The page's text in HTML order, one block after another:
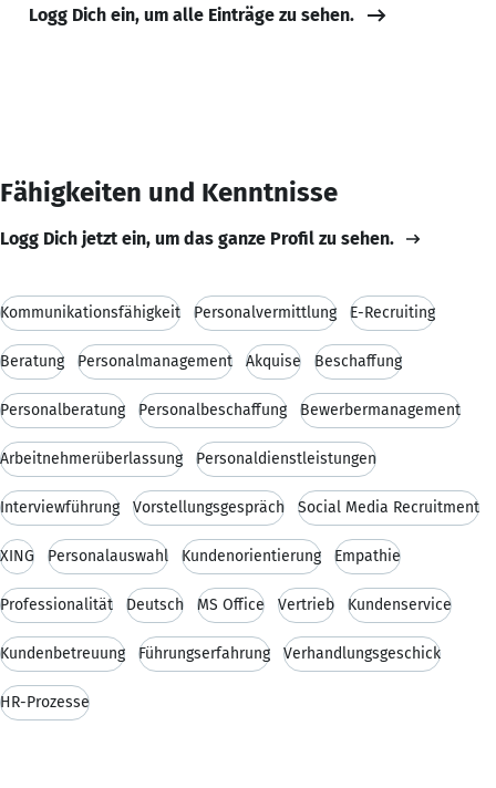
Logg Dich ein, um alle Einträge zu sehen.
Fähigkeiten und Kenntnisse
Logg Dich jetzt ein, um das ganze Profil zu sehen.
Kommunikationsfähigkeit Personalvermittlung E-Recruiting
Beratung Personalmanagement Akquise Beschaffung
Personalberatung Personalbeschaffung Bewerbermanagement
Arbeitnehmerüberlassung Personaldienstleistungen
Interviewführung Vorstellungsgespräch Social Media Recruitment
XING Personalauswahl Kundenorientierung Empathie
Professionalität Deutsch MS Office Vertrieb Kundenservice
Kundenbetreuung Führungserfahrung Verhandlungsgeschick
HR-Prozesse